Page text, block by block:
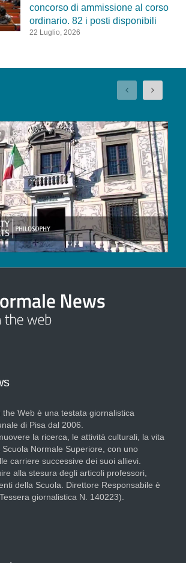
concorso di ammissione al corso
ordinario. 82 i posti disponibili
22 Luglio, 2026
the Web è una testata giornalistica
di Pisa dal 2006.
la ricerca, le attività culturali, la vita
Scuola Normale Superiore, con uno
carriere successive dei suoi allievi.
alla stesura degli articoli professori,
della Scuola. Direttore Responsabile è
giornalistica N. 140223).